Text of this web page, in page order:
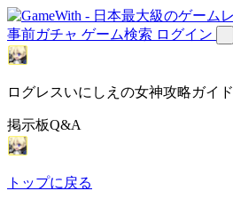
事前ガチャ ゲーム検索 ログイン
ログレスいにしえの女神攻略ガイド
掲示板Q&A
トップに戻る